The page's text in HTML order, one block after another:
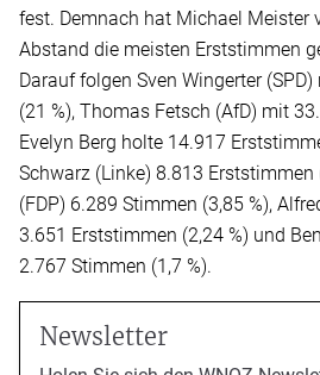
fest. Demnach hat Michael Meister
Abstand die meisten Erststimmen
Darauf folgen Sven Wingerter
(21 %), Thomas Fetsch (AfD) mit
Evelyn Berg holte 14.917
Schwarz (Linke) 8.813
(FDP) 6.289 Stimmen (3,85 %),
3.651 Erststimmen (2,24 %) und
2.767 Stimmen (1,7 %).
Newsletter